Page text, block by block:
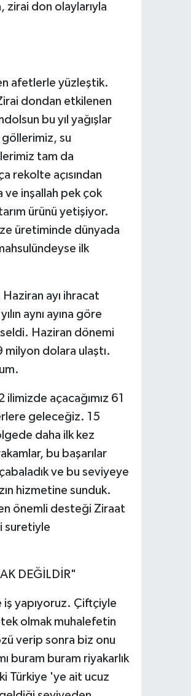
zirai don olaylarıyla
afetlerle yüzleştik.
dondan etkilenen
bu yıl yağışlar
göllerimiz, su
tam da
rekolte açısından
inşallah pek çok
ürünü yetişiyor.
üretiminde dünyada
ilk
ayı ihracat
aynı ayına göre
Haziran dönemi
milyon dolara ulaştı.
açacağımız 61
geleceğiz. 15
daha ilk kez
bu başarılar
ve bu seviyeye
hizmetine sunduk.
en önemli desteği Ziraat
suretiyle
DEĞİLDİR"
iş yapıyoruz. Çiftçiyle
olmak muhalefetin
verip sonra biz onu
buram buram riyakarlık
Türkiye 'ye ait ucuz